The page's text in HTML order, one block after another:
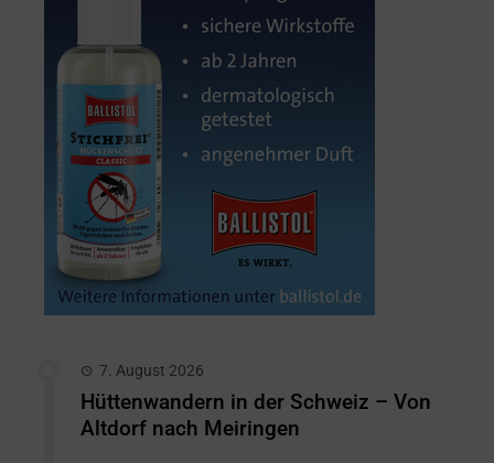
7. August 2026
Hüttenwandern in der Schweiz – Von
Altdorf nach Meiringen